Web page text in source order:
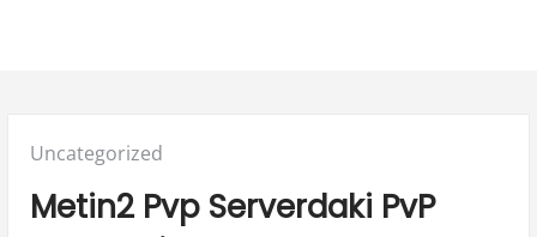
Posted
Uncategorized
Metin2 Pvp Serverdaki PvP